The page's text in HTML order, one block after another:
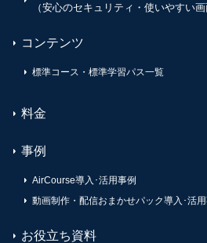
（安心のセキュリティ・使いやすい画
コンテンツ
標準コース・標準学習パス一覧
料金
事例
AirCourse導入･活用事例
動画制作・配信おまかせパック導入･活
お役立ち資料